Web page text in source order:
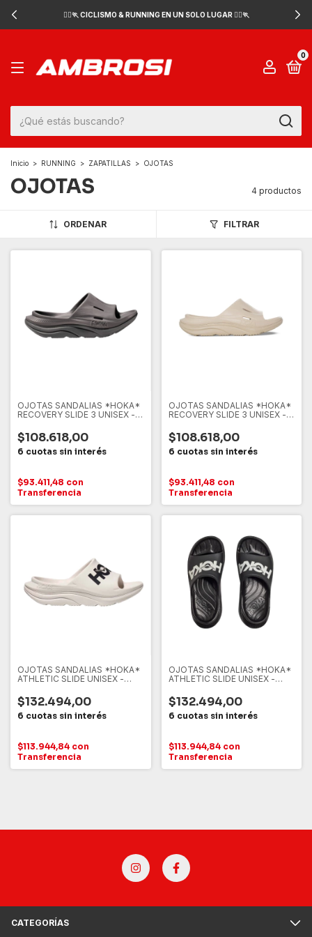
🚴‍♂️🏃 CICLISMO & RUNNING EN UN SOLO LUGAR 🚴‍♂️🏃
0
Inicio > RUNNING > ZAPATILLAS > OJOTAS
OJOTAS 4 productos
ORDENAR FILTRAR
OJOTAS SANDALIAS *HOKA*
RECOVERY SLIDE 3 UNISEX -
$108.618,00
$93.411,48 con
Transferencia
OJOTAS SANDALIAS *HOKA*
RECOVERY SLIDE 3 UNISEX -
$108.618,00
$93.411,48 con
Transferencia
OJOTAS SANDALIAS *HOKA*
ATHLETIC SLIDE UNISEX -
$132.494,00
$113.944,84 con
Transferencia
OJOTAS SANDALIAS *HOKA*
ATHLETIC SLIDE UNISEX -
$132.494,00
$113.944,84 con
Transferencia
CATEGORÍAS